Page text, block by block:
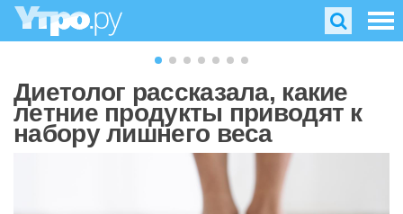
Диетолог рассказала, какие
летние продукты приводят к
набору лишнего веса